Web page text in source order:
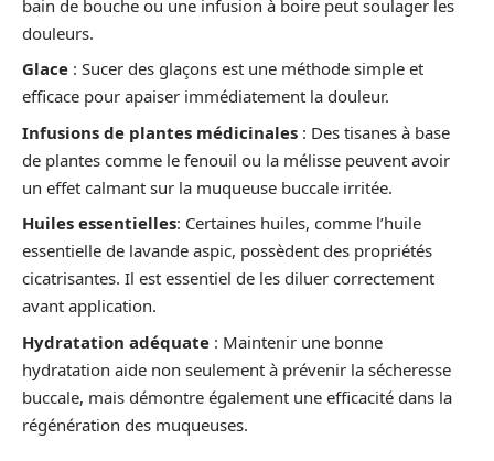
bain de bouche ou une infusion à boire peut soulager les
douleurs.
Glace : Sucer des glaçons est une méthode simple et
efficace pour apaiser immédiatement la douleur.
Infusions de plantes médicinales : Des tisanes à base
de plantes comme le fenouil ou la mélisse peuvent avoir
un effet calmant sur la muqueuse buccale irritée.
Huiles essentielles: Certaines huiles, comme l’huile
essentielle de lavande aspic, possèdent des propriétés
cicatrisantes. Il est essentiel de les diluer correctement
avant application.
Hydratation adéquate : Maintenir une bonne
hydratation aide non seulement à prévenir la sécheresse
buccale, mais démontre également une efficacité dans la
régénération des muqueuses.